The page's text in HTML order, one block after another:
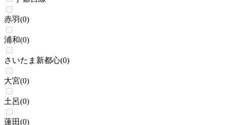
赤羽(0)
浦和(0)
さいたま新都心(0)
大宮(0)
土呂(0)
蓮田(0)